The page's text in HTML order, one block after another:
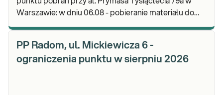
Warszawie: w dniu 06.08 - pobieranie materiału do
PP Radom, ul. Mickiewicza 6 -
ograniczenia punktu w sierpniu 2026